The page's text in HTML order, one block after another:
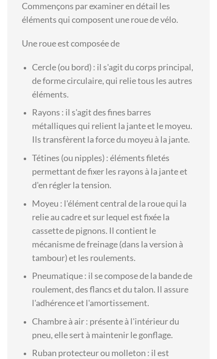
Commençons par examiner en détail les
éléments qui composent une roue de vélo.
Une roue est composée de
Cercle (ou bord) : il s'agit du corps principal,
de forme circulaire, qui relie tous les autres
éléments.
Rayons : il s'agit des fines barres
métalliques qui relient la jante et le moyeu.
Ils transfèrent la force du moyeu à la jante.
Tétines (ou nipples) : éléments filetés
permettant de fixer les rayons à la jante et
d'en régler la tension.
Moyeu : l'élément central de la roue qui la
relie au cadre et sur lequel est fixée la
cassette de pignons. Il contient le
mécanisme de freinage (dans la version à
tambour) et les roulements.
Pneumatique : il se compose de la bande de
roulement, des flancs et du talon. Il assure
l'adhérence et l'amortissement.
Chambre à air : présente à l'intérieur du
pneu, elle sert à maintenir le gonflage.
Ruban protecteur ou molleton : il est